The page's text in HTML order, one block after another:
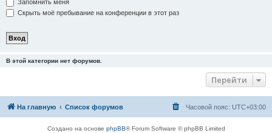
Запомнить меня
Скрыть моё пребывание на конференции в этот раз
В этой категории нет форумов.
Перейти
На главную Список форумов Часовой пояс: UTC+03:00
Создано на основе phpBB® Forum Software © phpBB Limited